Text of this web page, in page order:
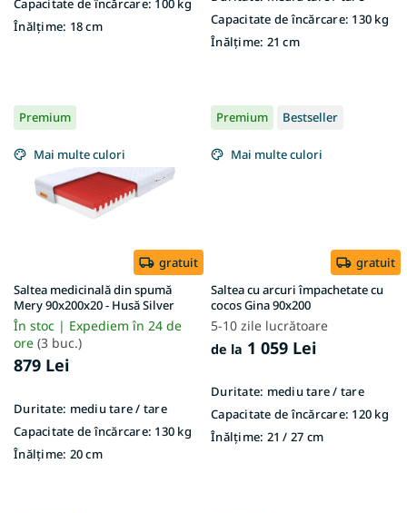
Capacitate de încărcare: 100 kg
Înălțime: 18 cm
Capacitate de încărcare: 130 kg
Înălțime: 21 cm
Premium
Mai multe culori
gratuit
Saltea medicinală din spumă
Mery 90x200x20 - Husă Silver
În stoc | Expediem în 24 de
ore (3 buc.)
879 Lei
Duritate: mediu tare / tare
Capacitate de încărcare: 130 kg
Înălțime: 20 cm
Premium Bestseller
Mai multe culori
gratuit
Saltea cu arcuri împachetate cu
cocos Gina 90x200
5-10 zile lucrătoare
de la 1 059 Lei
Duritate: mediu tare / tare
Capacitate de încărcare: 120 kg
Înălțime: 21 / 27 cm